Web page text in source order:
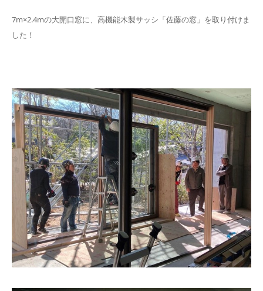
7m×2.4mの大開口窓に、高機能木製サッシ「佐藤の窓」を取り付けま
した！